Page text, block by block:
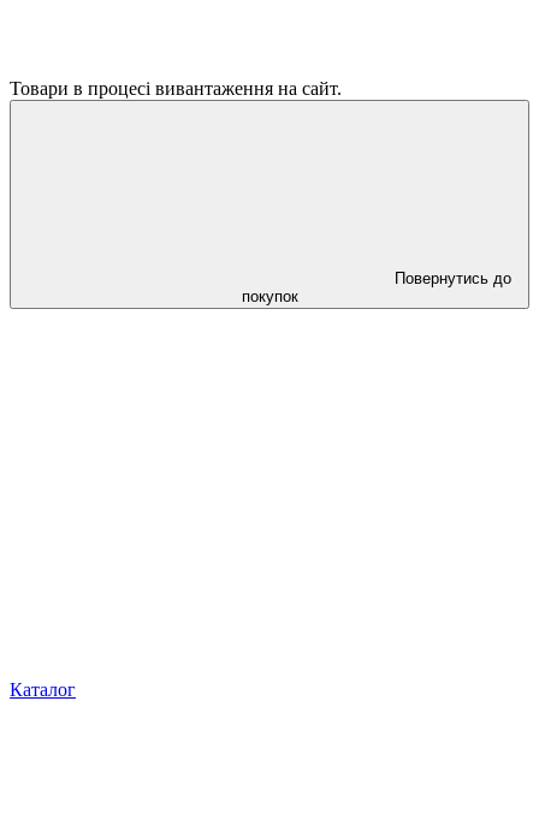
Товари в процесі вивантаження на сайт.
Повернутись до
покупок
Каталог